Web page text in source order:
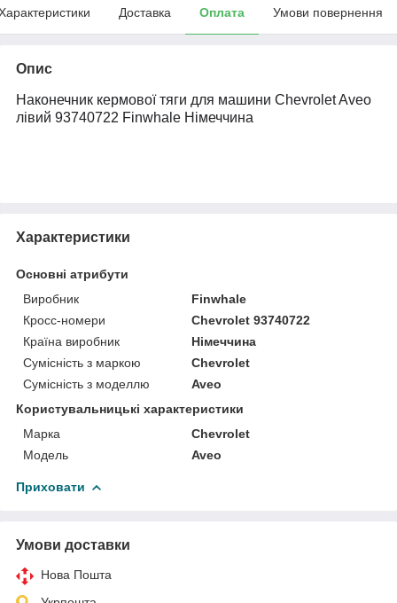
Доставка Оплата Умови повернення
Опис
Наконечник кермової тяги для машини Chevrolet Aveo
лівий 93740722 Finwhale Німеччина
Характеристики
Основні атрибути
Виробник
Finwhale
Кросс-номери
Chevrolet 93740722
Країна виробник
Німеччина
Сумісність з маркою
Chevrolet
Сумісність з моделлю
Aveo
Користувальницькі характеристики
Марка
Chevrolet
Мoдель
Aveo
Приховати
Умови доставки
Нова Пошта